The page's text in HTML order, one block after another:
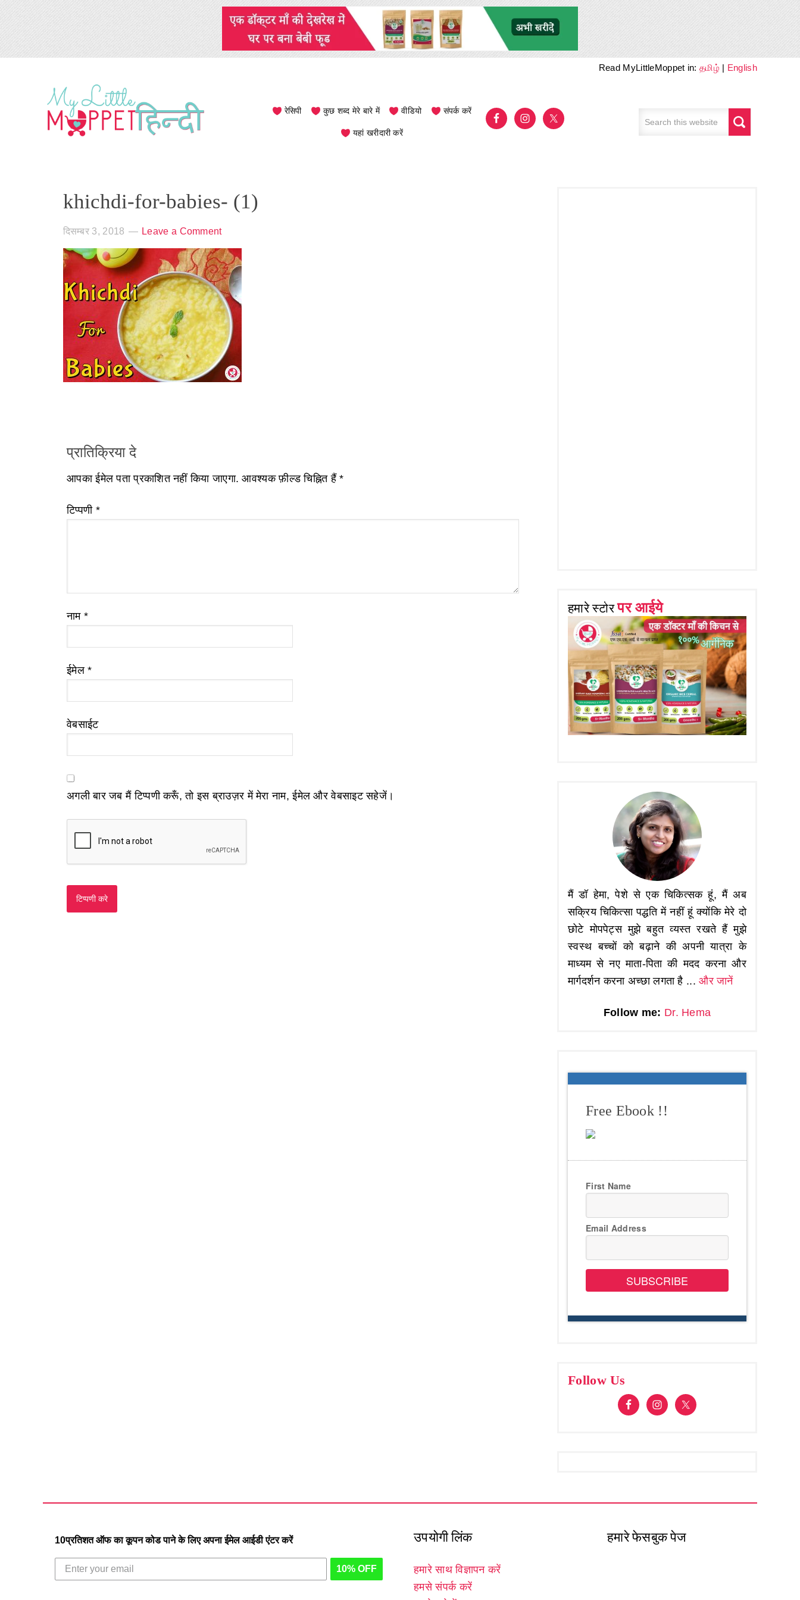
Read MyLittleMoppet in:தமிழ் | English
रेसिपी कुछ शब्द मेरे बारे में वीडियो संपर्क करें
यहां खरीदारी करें
khichdi-for-babies- (1)
दिसम्बर 3, 2018 Leave a Comment
प्रातिक्रिया दे
आपका ईमेल पता प्रकाशित नहीं किया जाएगा. आवश्यक फ़ील्ड चिह्नित हैं*
टिप्पणी *
नाम *
ईमेल*
वेबसाईट
अगली बार जब मैं टिप्पणी करूँ, तो इस ब्राउज़र में मेरा नाम, ईमेल और वेबसाइट सहेजें।
हमारे स्टोरपर आईये
मैं डॉ हेमा, पेशे से एक चिकित्सक हूं, मैं अब
सक्रिय चिकित्सा पद्धति में नहीं हूं क्योंकि मेरे दो
छोटे मोपपेट्स मुझे बहुत व्यस्त रखते हैं मुझे
स्वस्थ बच्चों को बढ़ाने की अपनी यात्रा के
माध्यम से नए माता-पिता की मदद करना और
मार्गदर्शन करना अच्छा लगता है ...और जानें
Follow me: Dr. Hema
Free Ebook !!
First Name
Email Address
SUBSCRIBE
Follow Us
10प्रतिशत ऑफ का कूपन कोड पाने के लिए अपना ईमेल आईडी एंटर करें
10% OFF
उपयोगी लिंक
हमारे साथ विज्ञापन करें
हमसे संपर्क करें
हमारे फेसबुक पेज